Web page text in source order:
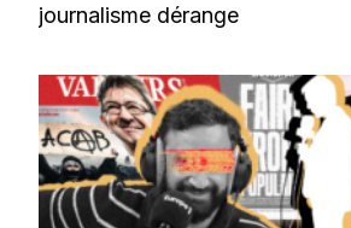
journalisme dérange